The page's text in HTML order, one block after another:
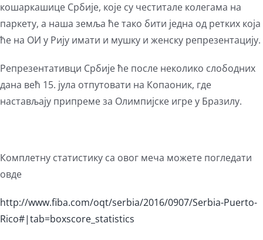
кошаркашице Србије, које су честитале колегама на
паркету, а наша земља ће тако бити једна од ретких која
ће на ОИ у Рију имати и мушку и женску репрезентацију.
Репрезентативци Србије ће после неколико слободних
дана већ 15. јула отпутовати на Копаоник, где
настављају припреме за Олимпијске игре у Бразилу.
Комплетну статистику са овог меча можете погледати
овде
http://www.fiba.com/oqt/serbia/2016/0907/Serbia-Puerto-
Rico#|tab=boxscore_statistics